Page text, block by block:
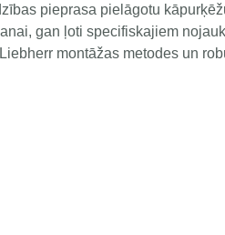
pieprasa pielāgotu
gan ļoti specifiskajiem
montāžas metodes un